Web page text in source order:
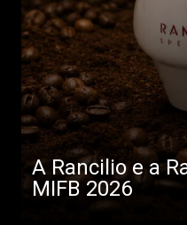
A Rancilio e a
MIFB 2026